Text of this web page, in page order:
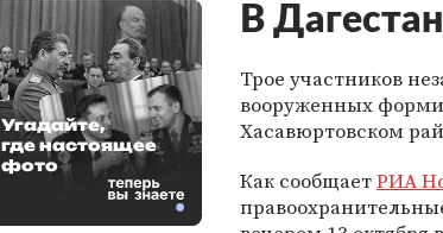
В
Трое участников
вооруженных
Хасавюртовском
Как сообщаетРИА
Угадайте,
где настоящее
фото